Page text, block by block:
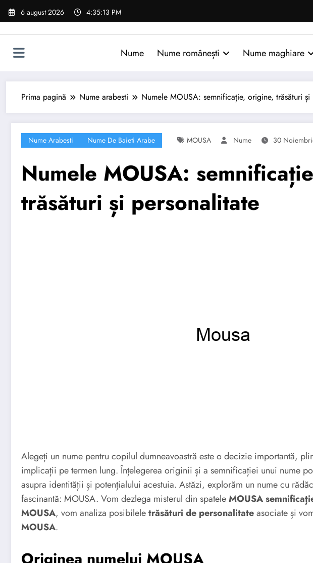
Sari
6 august 2026 4:35:14 PM
Nume Nume românești Nume maghiare
Prima pagină Nume arabesti Numele MOUSA: semnificație, origine, trăsături și
Nume Arabesti Nume De Baieti Arabe MOUSA Nume 30
Numele MOUSA:
trăsături și personalitate
Alegeți un nume pentru copilul dumneavoastră este o decizie importantă,
implicații pe termen lung. Înțelegerea originii și a semnificației unui nume
asupra identității și potențialului acestuia. Astăzi, explorăm un nume cu
fascinantă: MOUSA. Vom dezlega misterul din spateleMOUSA
MOUSA, vom analiza posibileletrăsături de personalitateasociate și
MOUSA.
Originea numelui MOUSA